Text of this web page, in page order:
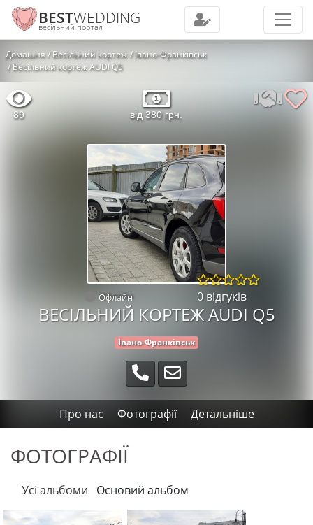
BESTWEDDING
весільний портал
Домашня Весільний кортеж
Івано-Франківськ
Весільний кортеж AUDI Q5
89 від 380 грн.
Офлайн 0 відгуків
ВЕСІЛЬНИЙ КОРТЕЖ AUDI Q5
Івано-Франківськ
Про нас Фотографії Детальніше
ФОТОГРАФІЇ
Усі альбоми Основий альбом